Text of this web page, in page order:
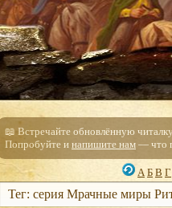
📖 Встречайте обновлённую
Попробуйте и напишите нам — что
А Б В Г
Тег: серия Мрачные миры